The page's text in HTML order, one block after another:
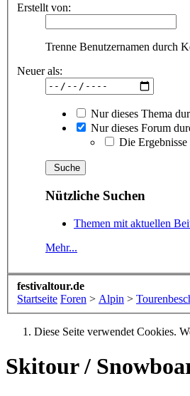
Erstellt von:
Trenne Benutzernamen durch
Neuer als:
Nur dieses Thema
Nur dieses Forum
Die Ergebnisse
Nützliche Suchen
Themen mit aktuellen
Mehr...
festivaltour.de
Startseite Foren > Alpin >
Diese Seite verwendet Cookies.
Skitour /